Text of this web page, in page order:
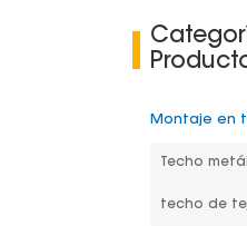
Montaje en
Techo
techo de